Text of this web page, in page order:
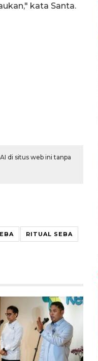
kata Santa.
di situs web ini tanpa
RITUAL SEBA